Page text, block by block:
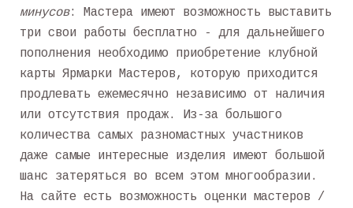
минусов: Мастера имеют возможность выставить
три свои работы бесплатно - для дальнейшего
пополнения необходимо приобретение клубной
карты Ярмарки Мастеров, которую приходится
продлевать ежемесячно независимо от наличия
или отсутствия продаж. Из-за большого
количества самых разномастных участников
даже самые интересные изделия имеют большой
шанс затеряться во всем этом многообразии.
На сайте есть возможность оценки мастеров /